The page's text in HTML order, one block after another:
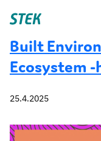
suoraan
Stek
Built
Ecosystem -
25.4.2025